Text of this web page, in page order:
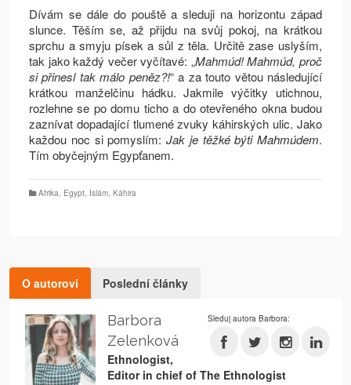
Dívám se dále do pouště a sleduji na horizontu západ
slunce. Těším se, až přijdu na svůj pokoj, na krátkou
sprchu a smyju písek a sůl z těla. Určitě zase uslyším,
tak jako každý večer vyčítavé: „Mahmúd! Mahmúd, proč
si přinesl tak málo peněz?!“ a za touto větou následující
krátkou manželčinu hádku. Jakmile výčitky utichnou,
rozlehne se po domu ticho a do otevřeného okna budou
zaznívat dopadající tlumené zvuky káhirských ulic. Jako
každou noc si pomyslím: Jak je těžké býti Mahmúdem.
Tím obyčejným Egypťanem.
Afrika, Egypt, Islám, Káhira
O autorovi Poslední články
Sleduj autora Barbora:
Barbora
Zelenková
Ethnologist,
Editor in chief of The Ethnologist